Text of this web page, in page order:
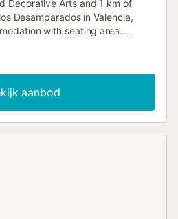
Decorative Arts and 1 km of
Desamparados in Valencia,
with seating area....
aanbod